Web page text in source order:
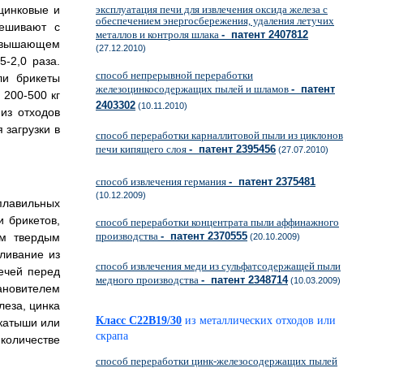
и
с
2,0 раза.
брикеты
500 кг
отходов
в
твердым
из
перед
цинка
или
эксплуатация печи для извлечения оксида железа с
обеспечением энергосбережения, удаления летучих
металлов и контроля шлака - патент 2407812
(27.12.2010)
способ непрерывной переработки
железоцинкосодержащих пылей и шламов - патент
2403302 (10.11.2010)
способ переработки карналлитовой пыли из циклонов
печи кипящего слоя - патент 2395456 (27.07.2010)
способ извлечения германия - патент 2375481
(10.12.2009)
способ переработки концентрата пыли аффинажного
производства - патент 2370555 (20.10.2009)
способ извлечения меди из сульфатсодержащей пыли
медного производства - патент 2348714(10.03.2009)
Класс C22B19/30 из металлических отходов или
скрапа
способ переработки цинк-железосодержащих пылей